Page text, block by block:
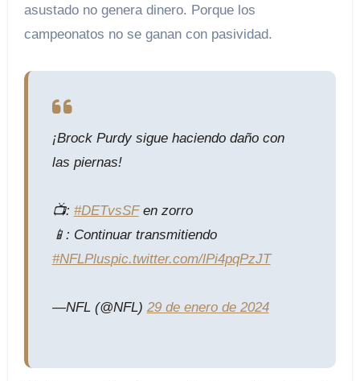
asustado no genera dinero. Porque los
campeonatos no se ganan con pasividad.
¡Brock Purdy sigue haciendo daño con
las piernas!
📺: #DETvsSFen zorro
📱: Continuar transmitiendo
#NFLPluspic.twitter.com/lPi4pqPzJT
—NFL (@NFL) 29 de enero de 2024